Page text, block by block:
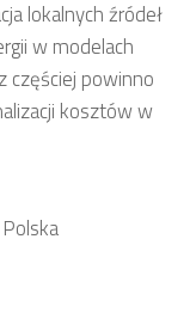
lokalnych źródeł
w modelach
częściej powinno
kosztów w